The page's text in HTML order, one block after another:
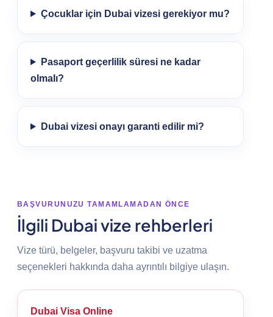
Çocuklar için Dubai vizesi gerekiyor mu?
Pasaport geçerlilik süresi ne kadar
olmalı?
Dubai vizesi onayı garanti edilir mi?
BAŞVURUNUZU TAMAMLAMADAN ÖNCE
İlgili Dubai vize rehberleri
Vize türü, belgeler, başvuru takibi ve uzatma
seçenekleri hakkında daha ayrıntılı bilgiye ulaşın.
Dubai Visa Online